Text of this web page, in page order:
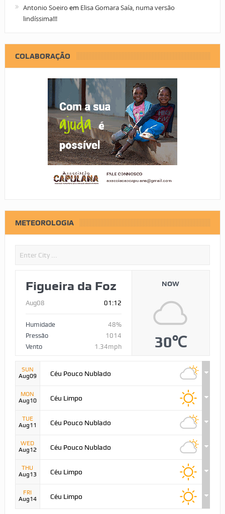
Antonio Soeiro em Elisa Gomara Saía, numa versão
lindíssima!!!
COLABORAÇÃO
METEOROLOGIA
Figueira da Foz
Aug08 01:12
Humidade
48%
Pressão
1014
Vento
1.34mph
NOW
30℃
SUN
Aug09
Céu Pouco Nublado
MON
Aug10
Céu Limpo
TUE
Aug11
Céu Pouco Nublado
WED
Aug12
Céu Pouco Nublado
THU
Aug13
Céu Limpo
FRI
Aug14
Céu Limpo